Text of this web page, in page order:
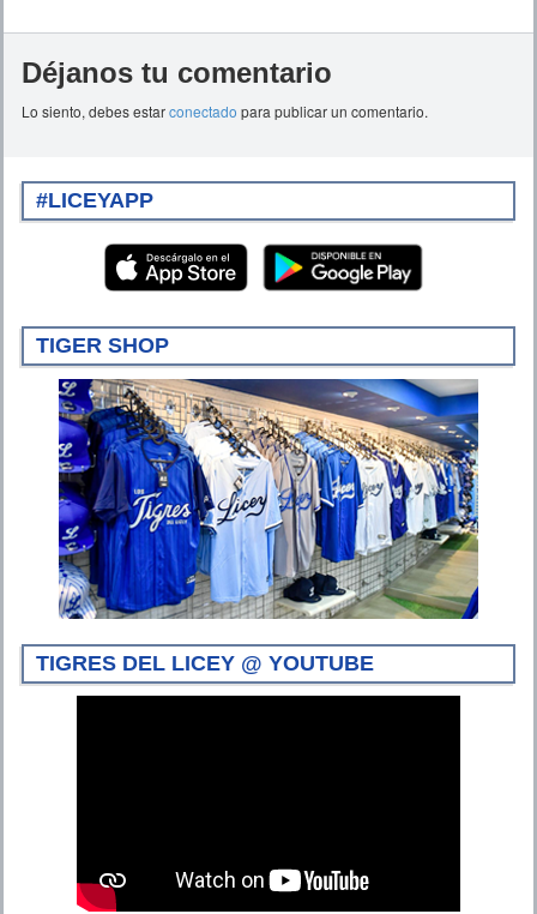
Déjanos tu comentario
Lo siento, debes estarconectado para publicar un comentario.
#LICEYAPP
TIGER SHOP
TIGRES DEL LICEY @ YOUTUBE